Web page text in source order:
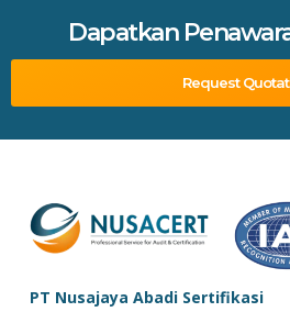
Dapatkan
Request
PT Nusajaya Abadi Sertifikasi